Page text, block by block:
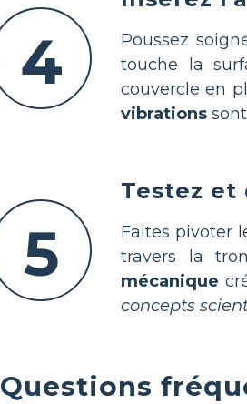
4
Poussez
touche la
couvercle en
vibrations
5
Testez et
Faites pivoter
travers la
mécanique
concepts
Questions